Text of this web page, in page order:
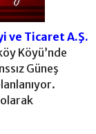
ve Ticaret A.Ş.
Köyü’nde
Güneş